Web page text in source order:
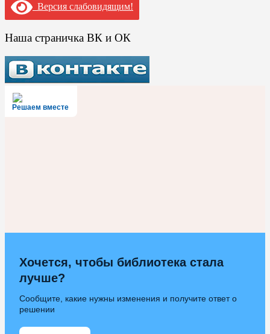
Версия слабовидящим!
Наша страничка ВК и ОК
Решаем вместе
Хочется, чтобы библиотека стала
лучше?
Сообщите, какие нужны изменения и получите ответ о
решении